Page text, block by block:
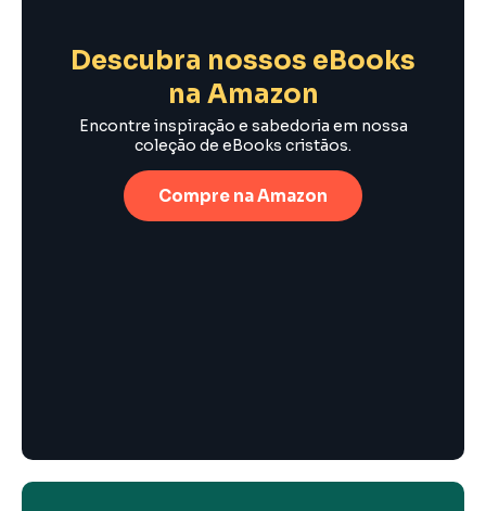
Descubra nossos eBooks
na Amazon
Encontre inspiração e sabedoria em nossa
coleção de eBooks cristãos.
Compre na Amazon